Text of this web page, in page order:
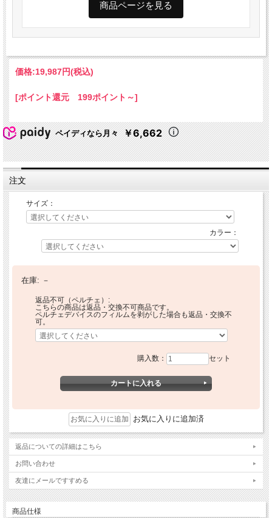
商品ページを見る
価格:19,987円(税込)
[ポイント還元 199ポイント～]
ペイディなら月々 ￥6,662
注文
サイズ：
カラー：
在庫: －
返品不可（ペルチェ）:
こちらの商品は返品・交換不可商品です。
ペルチェデバイスのフィルムを剥がした場合も返品・交換不
可。
購入数： セット
お気に入りに追加済
返品についての詳細はこちら
お問い合わせ
友達にメールですすめる
商品仕様